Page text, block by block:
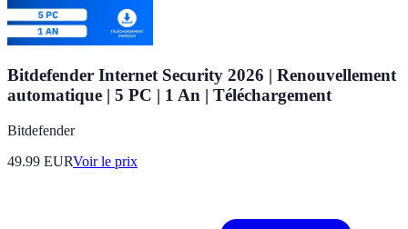
Bitdefender Internet Security 2026 | Renouvellement
automatique | 5 PC | 1 An | Téléchargement
Bitdefender
49.99 EURVoir le prix